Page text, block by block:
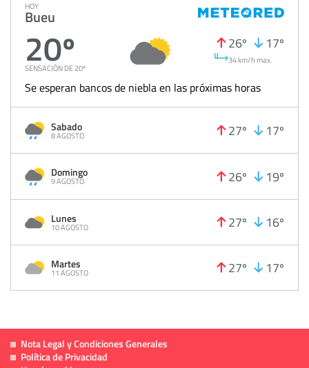
HOY
Bueu
20º
SENSACIÓN DE 20º
26º 17º
34 km/h max.
Se esperan bancos de niebla en las próximas horas
Sabado
8 AGOSTO 27º 17º
Domingo
9 AGOSTO 26º 19º
Lunes
10 AGOSTO 27º 16º
Martes
11 AGOSTO 27º 17º
Nota Legal y Condiciones Generales
Política de Privacidad